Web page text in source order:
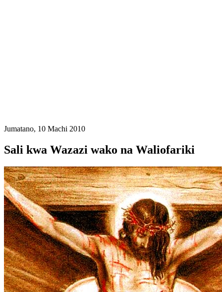
Jumatano, 10 Machi 2010
Sali kwa Wazazi wako na Waliofariki